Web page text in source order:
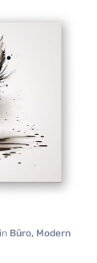
in Büro, Modern